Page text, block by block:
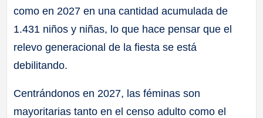
como en 2027 en una cantidad acumulada de
1.431 niños y niñas, lo que hace pensar que el
relevo generacional de la fiesta se está
debilitando.
Centrándonos en 2027, las féminas son
mayoritarias tanto en el censo adulto como el